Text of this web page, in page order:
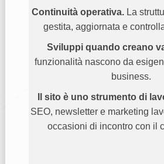
Continuità operativa. La
gestita, aggiornata e
Sviluppi quando creano
funzionalità nascono da
business.
Il sito è uno strumento di
SEO, newsletter e marketing
occasioni di incontro con il